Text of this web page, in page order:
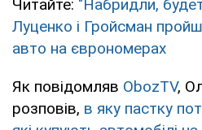
Читайте: "Набридли,
Луценко і Гройсман
авто на єврономерах
Як повідомляв ObozTV,
розповів, в яку пастку